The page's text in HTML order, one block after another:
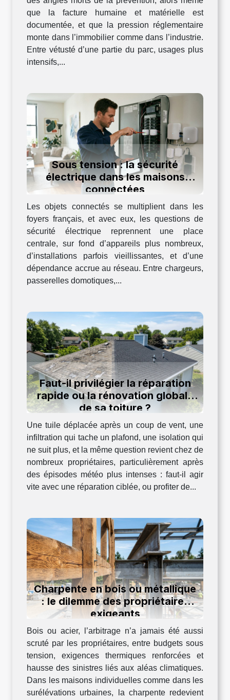
que la facture humaine et matérielle est
documentée, et que la pression réglementaire
monte dans l’immobilier comme dans l’industrie.
Entre vétusté d’une partie du parc, usages plus
intensifs,...
Sous tension : la sécurité
électrique dans les maisons
connectées
Les objets connectés se multiplient dans les
foyers français, et avec eux, les questions de
sécurité électrique reprennent une place
centrale, sur fond d’appareils plus nombreux,
d’installations parfois vieillissantes, et d’une
dépendance accrue au réseau. Entre chargeurs,
passerelles domotiques,...
Faut-il privilégier la réparation
rapide ou la rénovation globale
de sa toiture ?
Une tuile déplacée après un coup de vent, une
infiltration qui tache un plafond, une isolation qui
ne suit plus, et la même question revient chez de
nombreux propriétaires, particulièrement après
des épisodes météo plus intenses : faut-il agir
vite avec une réparation ciblée, ou profiter de...
Charpente en bois ou métallique
: le dilemme des propriétaires
exigeants
Bois ou acier, l’arbitrage n’a jamais été aussi
scruté par les propriétaires, entre budgets sous
tension, exigences thermiques renforcées et
hausse des sinistres liés aux aléas climatiques.
Dans les maisons individuelles comme dans les
surélévations urbaines, la charpente redevient